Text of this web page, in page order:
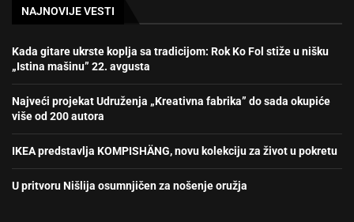
NAJNOVIJE VESTI
Kada gitare ukrste koplja sa tradicijom: Rok Ko Fol stiže u nišku
„Istina mašinu” 22. avgusta
Najveći projekat Udruženja „Kreativna fabrika” do sada okupiće
više od 200 autora
IKEA predstavlja KOMPISHÄNG, novu kolekciju za život u pokretu
U pritvoru Nišlija osumnjičen za nošenje oružja